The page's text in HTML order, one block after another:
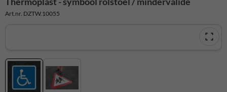
Art.nr. DZTW.10055